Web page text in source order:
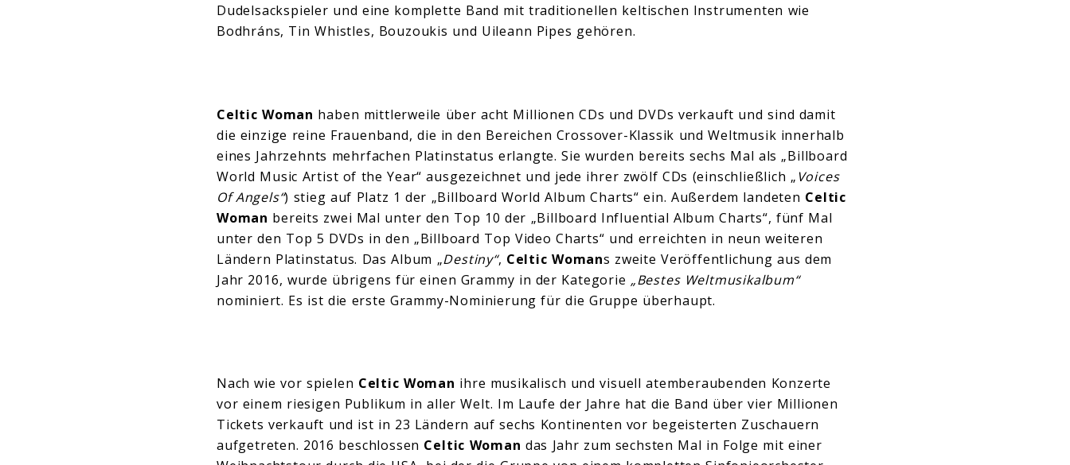
Dudelsackspieler und eine komplette Band mit traditionellen keltischen Instrumenten wie
Bodhráns, Tin Whistles, Bouzoukis und Uileann Pipes gehören.
Celtic Woman haben mittlerweile über acht Millionen CDs und DVDs verkauft und sind damit
die einzige reine Frauenband, die in den Bereichen Crossover-Klassik und Weltmusik innerhalb
eines Jahrzehnts mehrfachen Platinstatus erlangte. Sie wurden bereits sechs Mal als „Billboard
World Music Artist of the Year“ ausgezeichnet und jede ihrer zwölf CDs (einschließlich „ Voices
Of Angels“) stieg auf Platz 1 der „Billboard World Album Charts“ ein. Außerdem landeten Celtic
Woman bereits zwei Mal unter den Top 10 der „Billboard Influential Album Charts“, fünf Mal
unter den Top 5 DVDs in den „Billboard Top Video Charts“ und erreichten in neun weiteren
Ländern Platinstatus. Das Album „Destiny“, Celtic Womans zweite Veröffentlichung aus dem
Jahr 2016, wurde übrigens für einen Grammy in der Kategorie „Bestes Weltmusikalbum“
nominiert. Es ist die erste Grammy-Nominierung für die Gruppe überhaupt.
Nach wie vor spielen Celtic Woman ihre musikalisch und visuell atemberaubenden Konzerte
vor einem riesigen Publikum in aller Welt. Im Laufe der Jahre hat die Band über vier Millionen
Tickets verkauft und ist in 23 Ländern auf sechs Kontinenten vor begeisterten Zuschauern
aufgetreten. 2016 beschlossen Celtic Woman das Jahr zum sechsten Mal in Folge mit einer